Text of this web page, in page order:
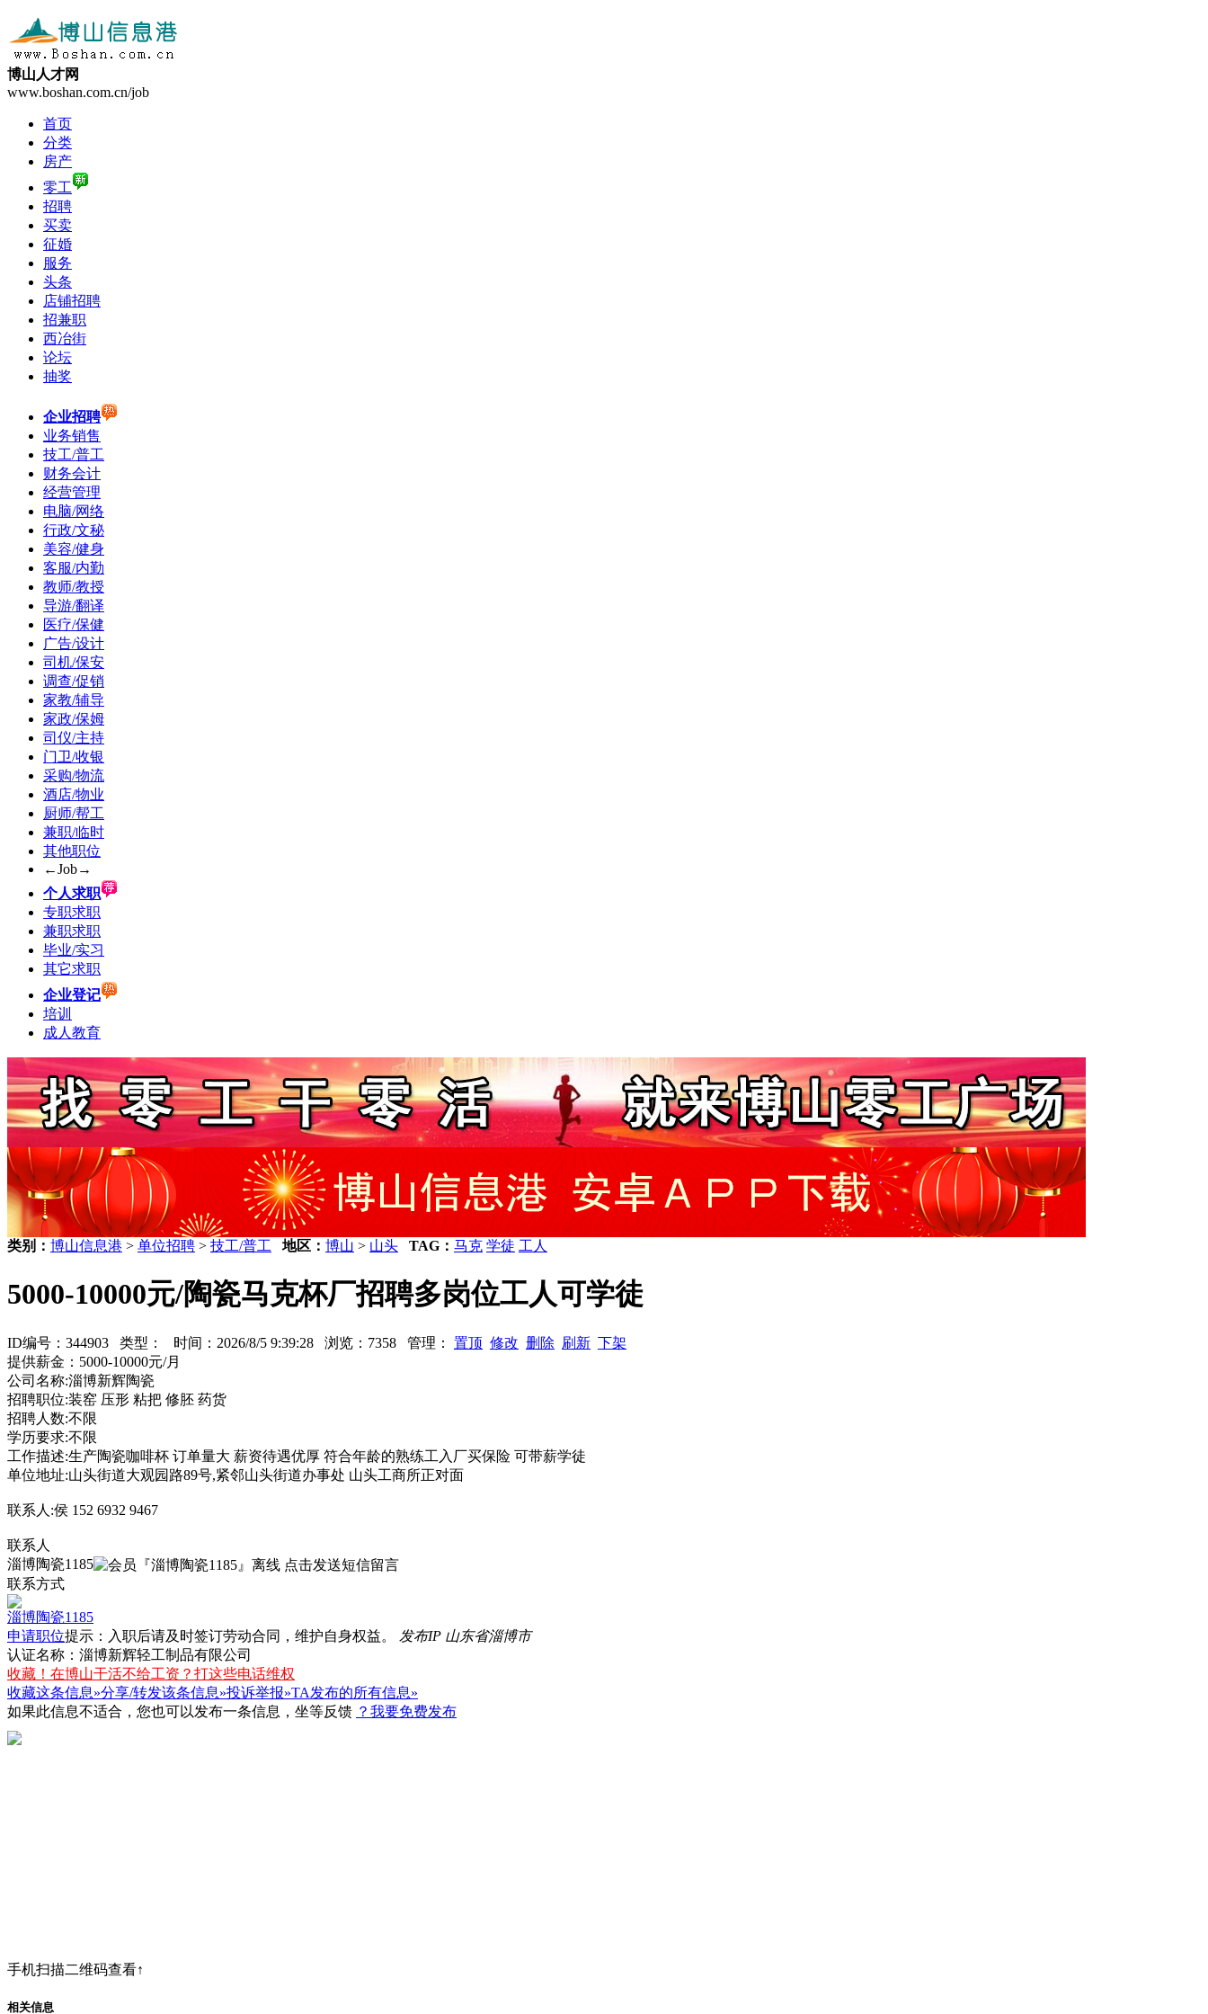
博山人才网
www.boshan.com.cn/job
首页
分类
房产
零工
招聘
买卖
征婚
服务
头条
店铺招聘
招兼职
西冶街
论坛
抽奖
企业招聘
业务销售
技工/普工
财务会计
经营管理
电脑/网络
行政/文秘
美容/健身
客服/内勤
教师/教授
导游/翻译
医疗/保健
广告/设计
司机/保安
调查/促销
家教/辅导
家政/保姆
司仪/主持
门卫/收银
采购/物流
酒店/物业
厨师/帮工
兼职/临时
其他职位
←Job→
个人求职
专职求职
兼职求职
毕业/实习
其它求职
企业登记
培训
成人教育
类别： 博山信息港 > 单位招聘 > 技工/普工 地区： 博山 > 山头 TAG： 马克 学徒 工人
5000-10000元/陶瓷马克杯厂招聘多岗位工人可学徒
ID编号：344903 类型： 时间：2026/8/5 9:39:28 浏览：7358 管理： 置顶 修改 删除 刷新 下架
提供薪金：5000-10000元/月
公司名称:淄博新辉陶瓷
招聘职位:装窑 压形 粘把 修胚 药货
招聘人数:不限
学历要求:不限
工作描述:生产陶瓷咖啡杯 订单量大 薪资待遇优厚 符合年龄的熟练工入厂买保险 可带薪学徒
单位地址:山头街道大观园路89号,紧邻山头街道办事处 山头工商所正对面
联系人:侯 152 6932 9467
联系人
淄博陶瓷1185
联系方式
淄博陶瓷1185
申请职位提示：入职后请及时签订劳动合同 ，维护自身权益。 发布IP 山东省淄博市
认证名称：淄博新辉轻工制品有限公司
收藏！在博山干活不给工资？打这些电话维权
收藏这条信息»分享/转发该条信息»投诉举报»TA发布的所有信息»
如果此信息不适合，您也可以发布一条信息，坐等反馈 ？我要免费发布
手机扫描二维码查看↑
相关信息